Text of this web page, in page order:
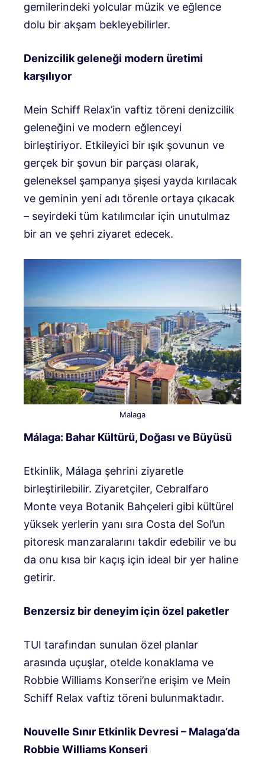
gemilerindeki yolcular müzik ve eğlence
dolu bir akşam bekleyebilirler.
Denizcilik geleneği modern üretimi
karşılıyor
Mein Schiff Relax’in vaftiz töreni denizcilik
geleneğini ve modern eğlenceyi
birleştiriyor. Etkileyici bir ışık şovunun ve
gerçek bir şovun bir parçası olarak,
geleneksel şampanya şişesi yayda kırılacak
ve geminin yeni adı törenle ortaya çıkacak
– seyirdeki tüm katılımcılar için unutulmaz
bir an ve şehri ziyaret edecek.
Malaga
Málaga: Bahar Kültürü, Doğası ve Büyüsü
Etkinlik, Málaga şehrini ziyaretle
birleştirilebilir. Ziyaretçiler, Cebralfaro
Monte veya Botanik Bahçeleri gibi kültürel
yüksek yerlerin yanı sıra Costa del Sol’un
pitoresk manzaralarını takdir edebilir ve bu
da onu kısa bir kaçış için ideal bir yer haline
getirir.
Benzersiz bir deneyim için özel paketler
TUI tarafından sunulan özel planlar
arasında uçuşlar, otelde konaklama ve
Robbie Williams Konseri’ne erişim ve Mein
Schiff Relax vaftiz töreni bulunmaktadır.
Nouvelle Sınır Etkinlik Devresi – Malaga’da
Robbie Williams Konseri